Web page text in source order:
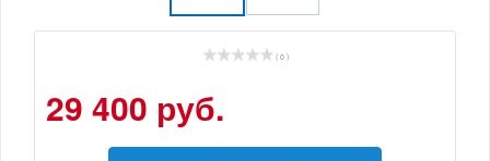
( 0 )
29 400 руб.